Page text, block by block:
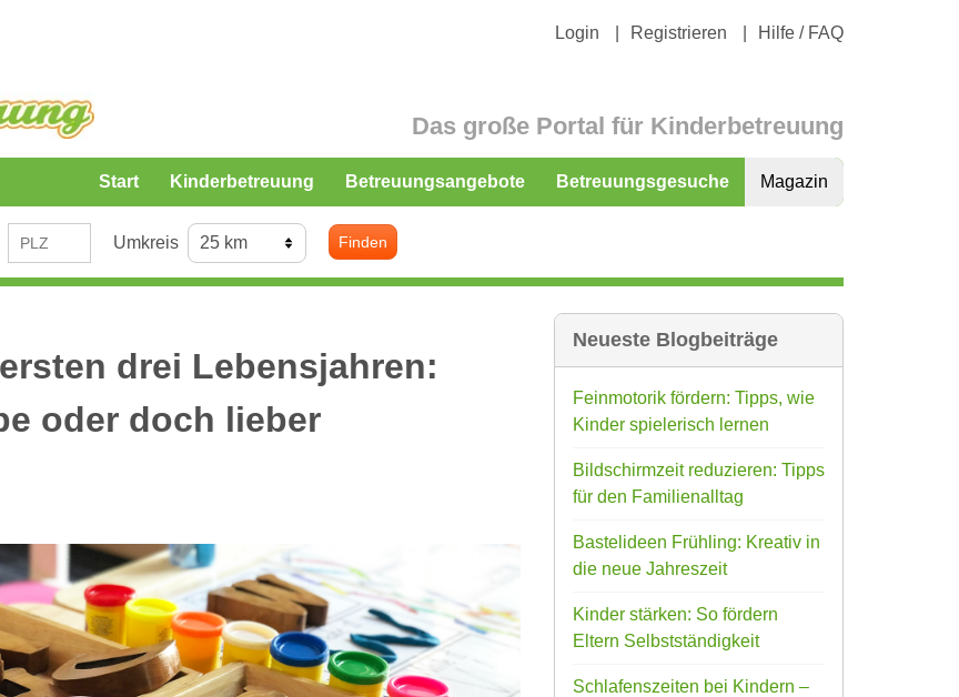
Login Registrieren Hilfe / FAQ
Das große Portal für Kinderbetreuung
Start Kinderbetreuung Betreuungsangebote Betreuungsgesuche Magazin
Umkreis Finden
drei Lebensjahren:
oder doch lieber
Neueste Blogbeiträge
Feinmotorik fördern: Tipps, wie
Kinder spielerisch lernen
Bildschirmzeit reduzieren: Tipps
für den Familienalltag
Bastelideen Frühling: Kreativ in
die neue Jahreszeit
Kinder stärken: So fördern
Eltern Selbstständigkeit
Schlafenszeiten bei Kindern –